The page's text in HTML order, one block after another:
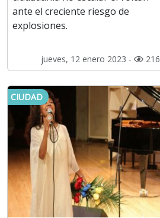
ante el creciente riesgo de
explosiones.
jueves, 12 enero 2023 - 216
CIUDAD